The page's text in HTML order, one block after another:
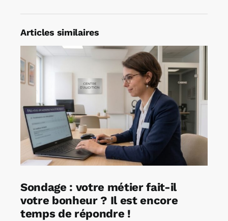
Articles similaires
Sondage : votre métier fait-il
votre bonheur ? Il est encore
temps de répondre !